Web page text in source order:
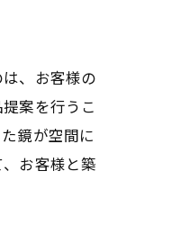
、お客様の
案を行うこ
鏡が空間に
お客様と築